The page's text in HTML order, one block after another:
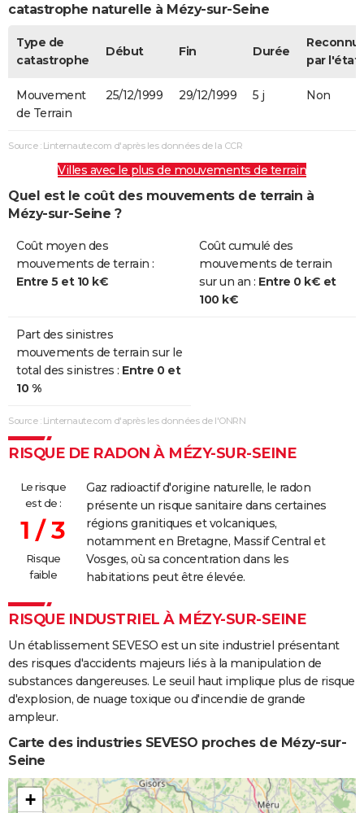
catastrophe naturelle à Mézy-sur-Seine
Type de
catastrophe
Début Fin Durée
par l'état
Mouvement
de Terrain
25/12/1999 29/12/1999 5 j Non
Source : Linternaute.com d'après les données de la CCR
Villes avec le plus de mouvements de terrain
Quel est le coût des mouvements de terrain à
Mézy-sur-Seine ?
Coût moyen des
mouvements de terrain :
Entre 5 et 10 k€
Coût cumulé des
mouvements de terrain
sur un an : Entre 0 k€ et
100 k€
Part des sinistres
mouvements de terrain sur le
total des sinistres : Entre 0 et
10 %
Source : Linternaute.com d'après les données de l'ONRN
RISQUE DE RADON À MÉZY-SUR-SEINE
Le risque
est de :
1 / 3
Risque
faible
Gaz radioactif d'origine naturelle, le radon
présente un risque sanitaire dans certaines
régions granitiques et volcaniques,
notamment en Bretagne, Massif Central et
Vosges, où sa concentration dans les
habitations peut être élevée.
RISQUE INDUSTRIEL À MÉZY-SUR-SEINE
Un établissement SEVESO est un site industriel présentant
des risques d'accidents majeurs liés à la manipulation de
substances dangereuses. Le seuil haut implique plus de risque
d'explosion, de nuage toxique ou d'incendie de grande
ampleur.
Carte des industries SEVESO proches de Mézy-sur-
Seine
+